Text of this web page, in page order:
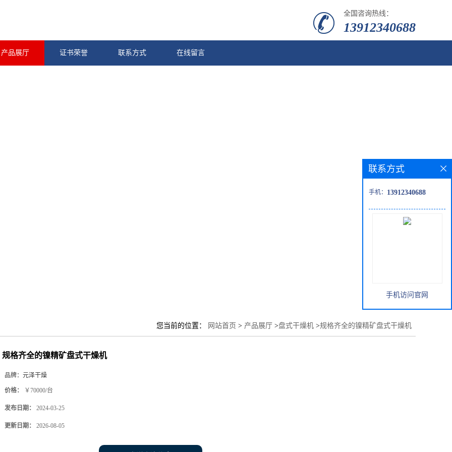
全国咨询热线：
13912340688
产品展厅 证书荣誉 联系方式 在线留言
您当前的位置： 网站首页 > 产品展厅 >盘式干燥机 >规格齐全的镍精矿盘式干燥机
规格齐全的镍精矿盘式干燥机
品牌： 元泽干燥
价格： ￥70000/台
发布日期： 2024-03-25
更新日期： 2026-08-05
联系方式
手机： 13912340688
手机访问官网